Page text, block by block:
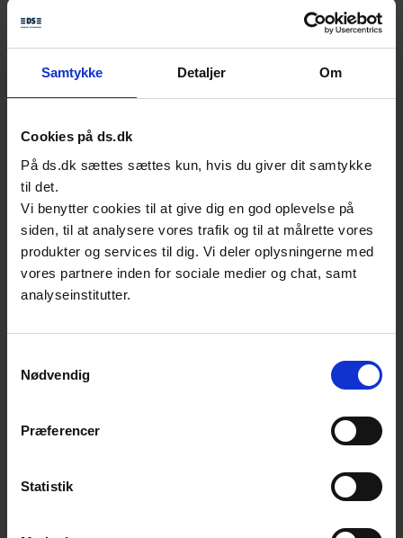
Samtykke Detaljer Om
Cookies på ds.dk
På ds.dk sættes sættes kun, hvis du giver dit samtykke
til det.
Vi benytter cookies til at give dig en god oplevelse på
siden, til at analysere vores trafik og til at målrette vores
produkter og services til dig. Vi deler oplysningerne med
vores partnere inden for sociale medier og chat, samt
analyseinstitutter.
Nødvendig
Præferencer
Statistik
Ledelsessystemer og Audit – QHSE
Styrk dine kompetencer og værktøjer
indenfor ledelsessystemer og intern audit
med vores praktisk orienterede kurser,
baseret på et bredt udvalg af
ledelsesstandarder inden for bl.a. ISO 9001,
14001, 27001, 45001 og 50001.
ISO 27000-serien -